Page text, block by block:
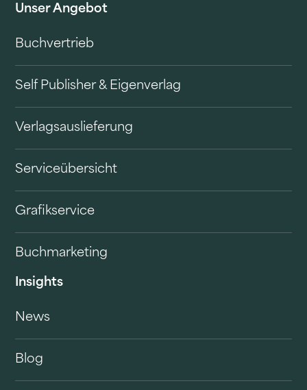
Unser Angebot
Buchvertrieb
Self Publisher & Eigenverlag
Verlagsauslieferung
Serviceübersicht
Grafikservice
Buchmarketing
Insights
News
Blog